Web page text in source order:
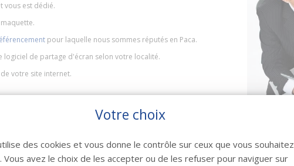
vous est dédié.
pour laquelle nous sommes réputés en Paca.
de partage d'écran selon votre localité.
votre site internet.
Votre choix
des cookies et vous donne le contrôle sur ceux que vous souhaitez
Vous avez le choix de les accepter ou de les refuser pour naviguer sur